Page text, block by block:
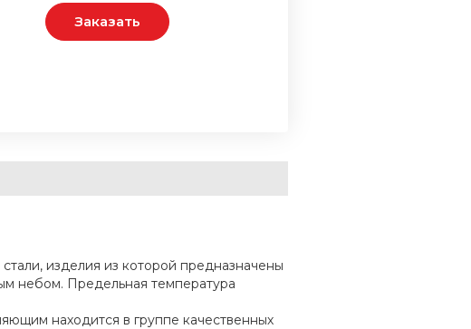
Заказать
изделия из которой предназначены
небом. Предельная температура
находится в группе качественных